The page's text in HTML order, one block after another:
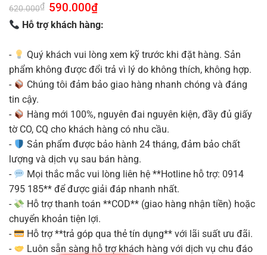
620.000₫ Giá
gốc
là:
620.000₫.
590.000₫Giá
tại
là:
Hỗ trợ khách hàng:
-
Quý khách vui lòng xem kỹ trước khi đặt hàng. Sản
phẩm không được đổi trả vì lý do không thích, không hợp.
-
Chúng tôi đảm bảo giao hàng nhanh chóng và đáng
tin cậy.
-
Hàng mới 100%, nguyên đai nguyên kiện, đầy đủ giấy
tờ CO, CQ cho khách hàng có nhu cầu.
-
Sản phẩm được bảo hành 24 tháng, đảm bảo chất
lượng và dịch vụ sau bán hàng.
-
Mọi thắc mắc vui lòng liên hệ **Hotline hỗ trợ: 0914
795 185** để được giải đáp nhanh nhất.
-
Hỗ trợ thanh toán **COD** (giao hàng nhận tiền) hoặc
chuyển khoản tiện lợi.
-
Hỗ trợ **trả góp qua thẻ tín dụng** với lãi suất ưu đãi.
-
Luôn sẵn sàng hỗ trợ khách hàng với dịch vụ chu đáo